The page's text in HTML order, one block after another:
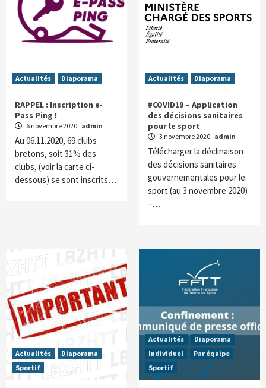
Actualités Diaporama
RAPPEL : Inscription e-
Pass Ping !
6 novembre 2020 admin
Au 06.11.2020, 69 clubs
bretons, soit 31% des
clubs, (voir la carte ci-
dessous) se sont inscrits…
Actualités Diaporama
#COVID19 – Application
des décisions sanitaires
pour le sport
3 novembre 2020 admin
Télécharger la déclinaison
des décisions sanitaires
gouvernementales pour le
sport (au 3 novembre 2020)
–…
Actualités
Diaporama
Sportif
Actualités
Diaporama
Individuel
Par équipe
Sportif